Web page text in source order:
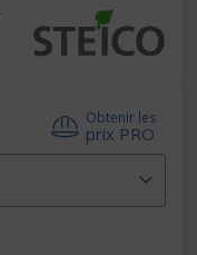
Obtenir les
prix PRO